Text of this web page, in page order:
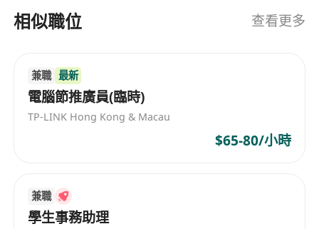
3. 與國內外優質渠道夥伴深度合作的機會，積累全
工作信息：
1. 拓展大廠雲國際站中國出海類渠道夥伴 （代理
商/經銷商） ， 達成渠道拓展及銷售業績目
3. 維護重點渠道多層級合作關係，建立高效溝通機
制；
相似職位 查看更多
兼職 最新
電腦節推廣員(臨時)
TP-LINK Hong Kong & Macau
$65-80/小時
兼職
學生事務助理